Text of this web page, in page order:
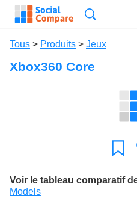
Tous > Produits > Jeux
Xbox360 Core
Voir le tableau comparatif
Models